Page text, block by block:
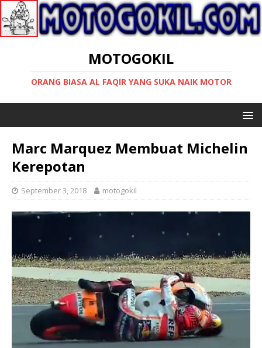
MOTOGOKIL
ORANG BIASA AL FAQIR YANG SUKA NAIK MOTOR
Marc Marquez Membuat Michelin
Kerepotan
September 3, 2018 motogokil